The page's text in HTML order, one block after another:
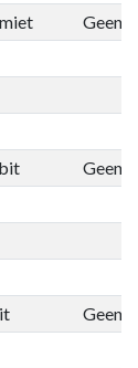
Geen
Geen
Geen